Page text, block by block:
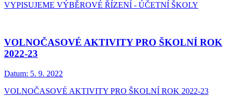
VYPISUJEME VÝBĚROVÉ ŘÍZENÍ - ÚČETNÍ ŠKOLY
VOLNOČASOVÉ AKTIVITY PRO ŠKOLNÍ ROK
2022-23
Datum: 5. 9. 2022
VOLNOČASOVÉ AKTIVITY PRO ŠKOLNÍ ROK 2022-23